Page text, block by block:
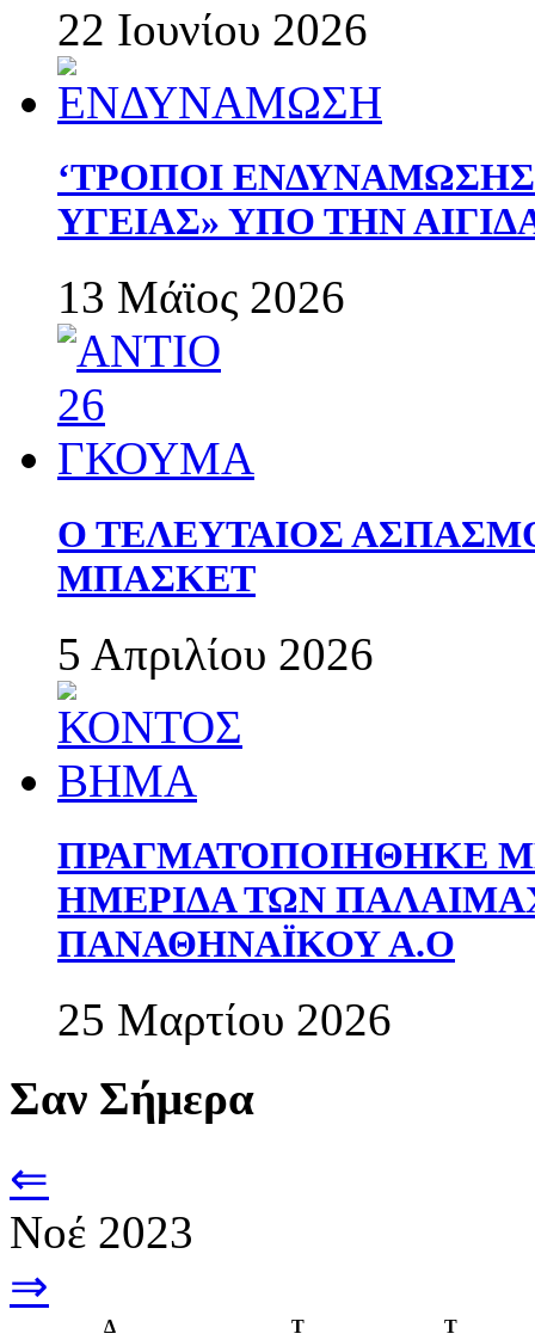
22 Ιουνίου 2026
‘ΤΡΟΠΟΙ
ΥΓΕΙΑΣ» ΥΠΟ ΤΗΝ
13 Μάϊος 2026
Ο ΤΕΛΕΥΤΑΙΟΣ
ΜΠΑΣΚΕΤ
5 Απριλίου 2026
ΠΡΑΓΜΑΤΟΠΟΙΗΘΗΚΕ
ΗΜΕΡΙΔΑ ΤΩΝ
ΠΑΝΑΘΗΝΑΪΚΟΥ Α.Ο
25 Μαρτίου 2026
Σαν Σήμερα
⇐
Νοέ 2023
⇒
Δ Τ Τ